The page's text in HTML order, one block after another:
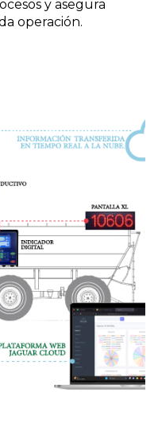
y asegura
operación.